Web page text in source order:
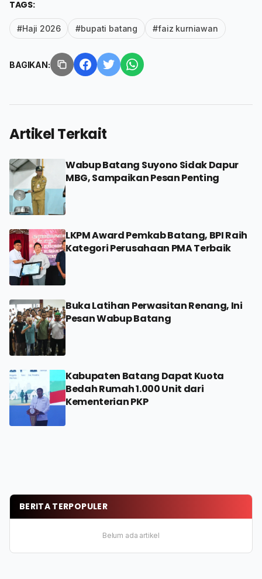
TAGS:
#Haji 2026 #bupati batang #faiz kurniawan
BAGIKAN:
Artikel Terkait
Wabup Batang Suyono Sidak Dapur
MBG, Sampaikan Pesan Penting
LKPM Award Pemkab Batang, BPI Raih
Kategori Perusahaan PMA Terbaik
Buka Latihan Perwasitan Renang, Ini
Pesan Wabup Batang
Kabupaten Batang Dapat Kuota
Bedah Rumah 1.000 Unit dari
Kementerian PKP
BERITA TERPOPULER
Belum ada artikel